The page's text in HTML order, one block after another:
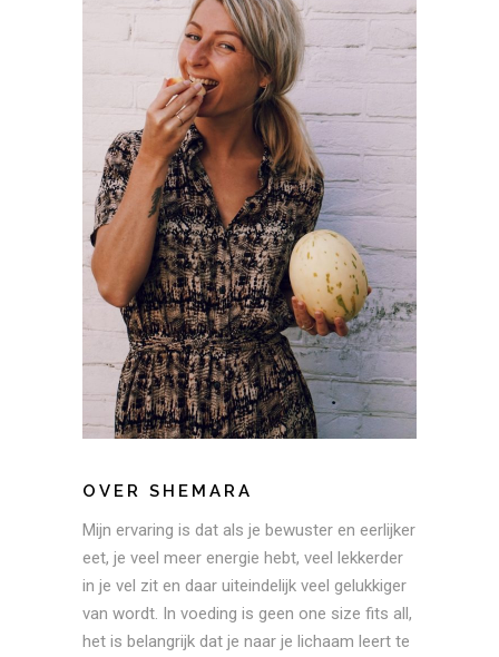
OVER SHEMARA
Mijn ervaring is dat als je bewuster en eerlijker
eet, je veel meer energie hebt, veel lekkerder
in je vel zit en daar uiteindelijk veel gelukkiger
van wordt. In voeding is geen one size fits all,
het is belangrijk dat je naar je lichaam leert te